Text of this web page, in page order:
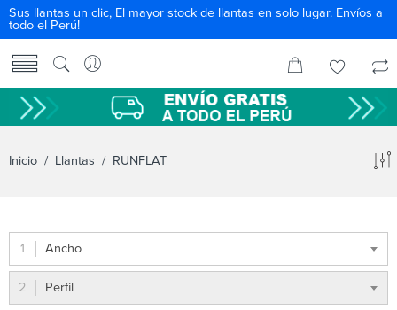
Sus llantas un clic, El mayor stock de llantas en solo lugar. Envíos a
todo el Perú!
Inicio / Llantas / RUNFLAT
Ancho
Perfil